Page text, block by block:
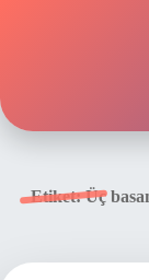
Etiket:Üç